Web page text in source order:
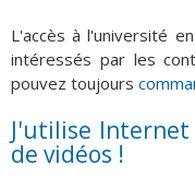
L'accès à l'université
intéressés par les
pouvez toujours
J'utilise
de vidéos !